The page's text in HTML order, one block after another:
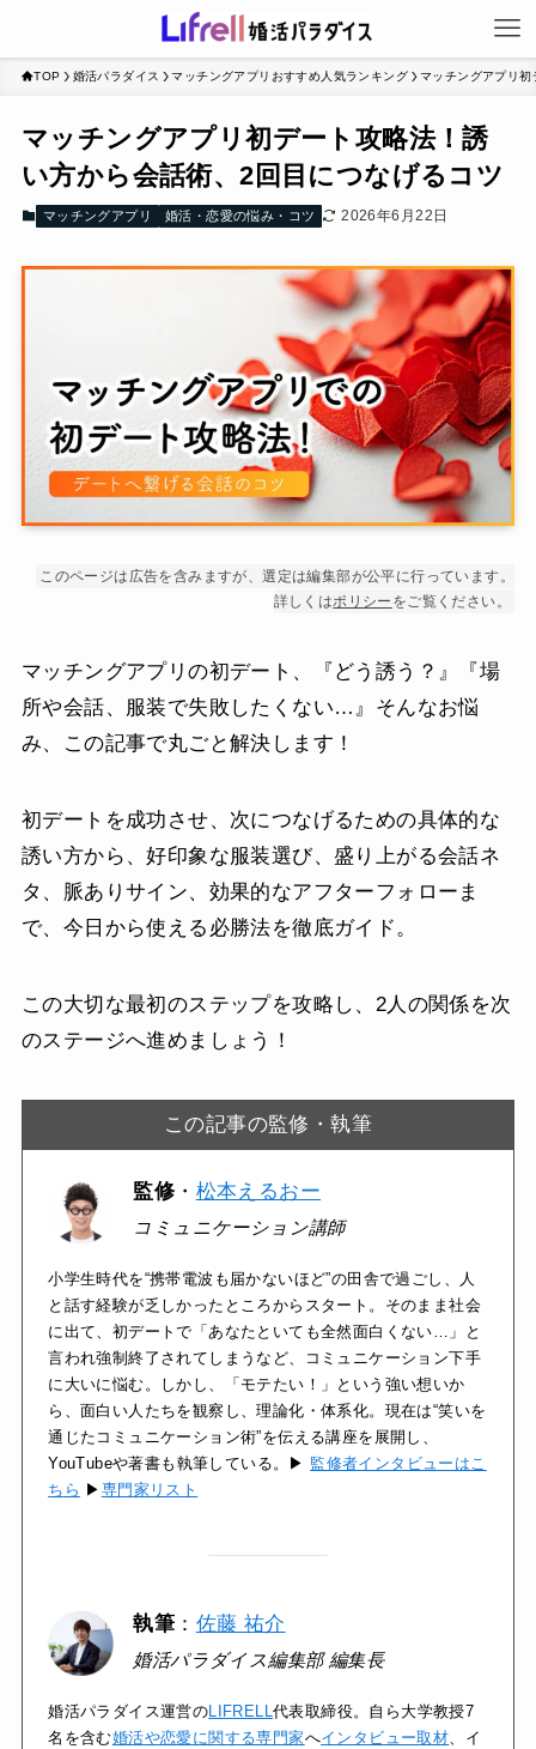
TOP 婚活パラダイス マッチングアプリおすすめ人気ランキング マッチングアプリ
マッチングアプリ初デート攻略法！誘
い方から会話術、2回目につなげるコツ
マッチングアプリ 婚活・恋愛の悩み・コツ 2026年6月22日
このページは広告を含みますが、選定は編集部が公平に行っています。
詳しくはポリシー をご覧ください。
マッチングアプリの初デート、『どう誘う？』『場
所や会話、服装で失敗したくない…』そんなお悩
み、この記事で丸ごと解決します！
初デートを成功させ、次につなげるための具体的な
誘い方から、好印象な服装選び、盛り上がる会話ネ
タ、脈ありサイン、効果的なアフターフォローま
で、今日から使える必勝法を徹底ガイド。
この大切な最初のステップを攻略し、2人の関係を次
のステージへ進めましょう！
この記事の監修・執筆
監修・ 松本えるおー
コミュニケーション講師
小学生時代を“携帯電波も届かないほど”の田舎で過ごし、人
と話す経験が乏しかったところからスタート。そのまま社会
に出て、初デートで「あなたといても全然面白くない…」と
言われ強制終了されてしまうなど、コミュニケーション下手
に大いに悩む。しかし、「モテたい！」という強い想いか
ら、面白い人たちを観察し、理論化・体系化。現在は“笑いを
通じたコミュニケーション術”を伝える講座を展開し、
YouTubeや著書も執筆している。▶ 監修者インタビューはこ
ちら ▶ 専門家リスト
執筆 ： 佐藤 祐介
婚活パラダイス編集部 編集長
婚活パラダイス運営のLIFRELL代表取締役。自ら大学教授7
名を含む婚活や恋愛に関する専門家へインタビュー取材、イ